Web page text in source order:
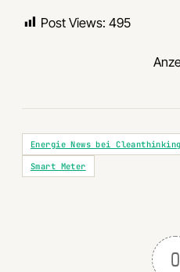
Post Views: 495
Energie News bei Cleanthinking
Smart Meter
0